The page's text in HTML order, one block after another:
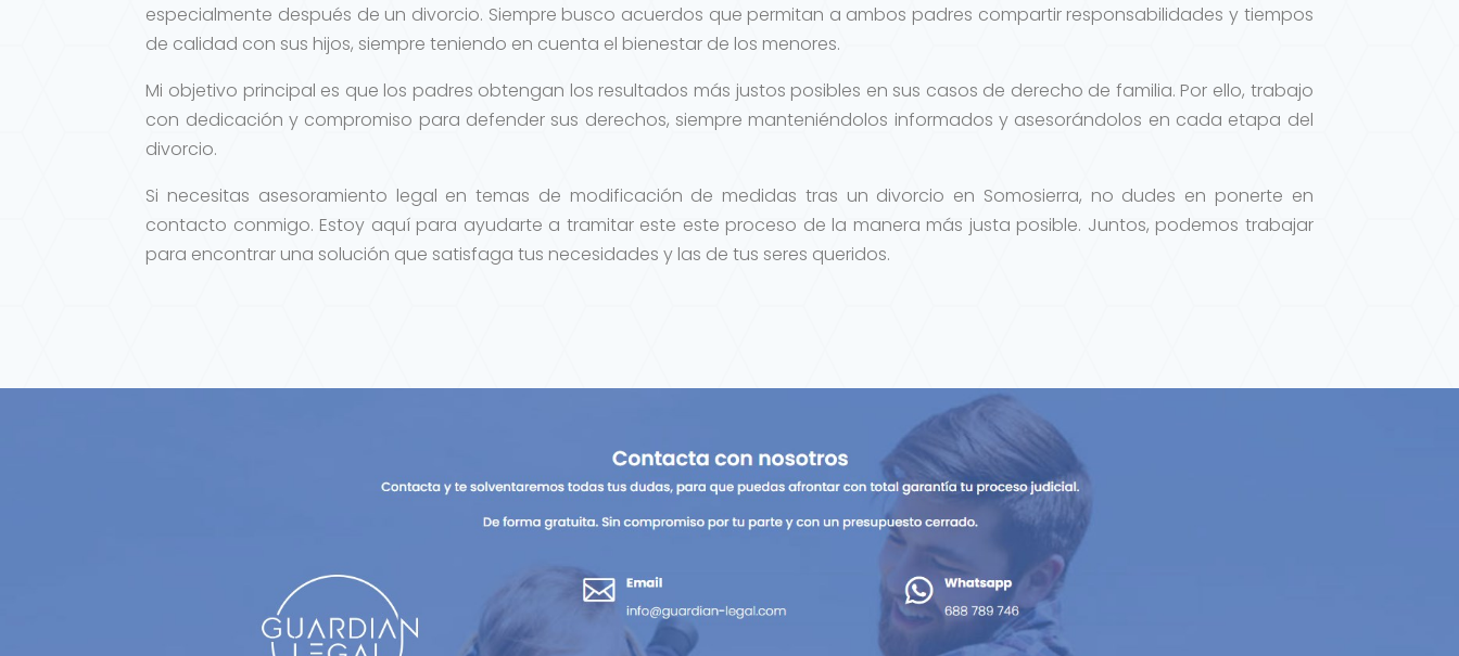
especialmente después de un divorcio. Siempre busco acuerdos que permitan a ambos padres compartir responsabilidades y tiempos
de calidad con sus hijos, siempre teniendo en cuenta el bienestar de los menores.
Mi objetivo principal es que los padres obtengan los resultados más justos posibles en sus casos de derecho de familia. Por ello, trabajo
con dedicación y compromiso para defender sus derechos, siempre manteniéndolos informados y asesorándolos en cada etapa del
divorcio.
Si necesitas asesoramiento legal en temas de modificación de medidas tras un divorcio en Somosierra, no dudes en ponerte en
contacto conmigo. Estoy aquí para ayudarte a tramitar este este proceso de la manera más justa posible. Juntos, podemos trabajar
para encontrar una solución que satisfaga tus necesidades y las de tus seres queridos.